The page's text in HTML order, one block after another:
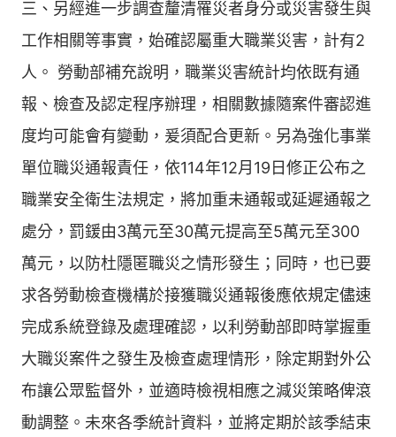
三、另經進一步調查釐清罹災者身分或災害發生與
工作相關等事實，始確認屬重大職業災害，計有2
人。 勞動部補充說明，職業災害統計均依既有通
報、檢查及認定程序辦理，相關數據隨案件審認進
度均可能會有變動，爰須配合更新。另為強化事業
單位職災通報責任，依114年12月19日修正公布之
職業安全衛生法規定，將加重未通報或延遲通報之
處分，罰鍰由3萬元至30萬元提高至5萬元至300
萬元，以防杜隱匿職災之情形發生；同時，也已要
求各勞動檢查機構於接獲職災通報後應依規定儘速
完成系統登錄及處理確認，以利勞動部即時掌握重
大職災案件之發生及檢查處理情形，除定期對外公
布讓公眾監督外，並適時檢視相應之減災策略俾滾
動調整。未來各季統計資料，並將定期於該季結束